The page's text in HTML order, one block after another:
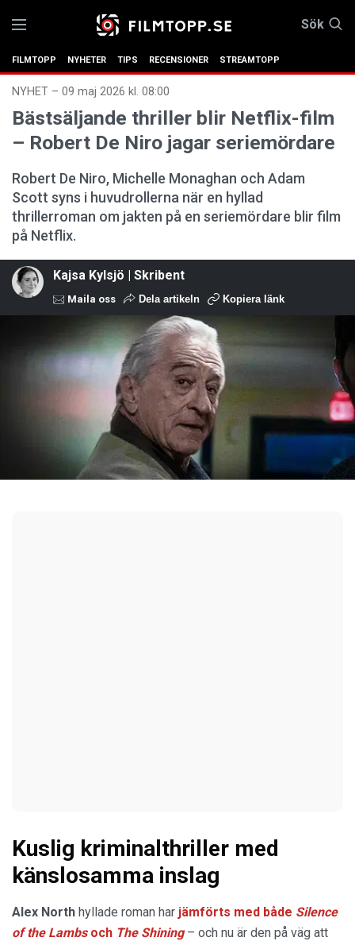
Sök
FILMTOPP NYHETER TIPS RECENSIONER STREAMTOPP
NYHET – 09 maj 2026 kl. 08:00
Bästsäljande thriller blir Netflix-film
– Robert De Niro jagar seriemördare
Robert De Niro, Michelle Monaghan och Adam
Scott syns i huvudrollerna när en hyllad
thrillerroman om jakten på en seriemördare blir film
på Netflix.
Kajsa Kylsjö | Skribent
Maila oss Dela artikeln Kopiera länk
Kuslig kriminalthriller med
känslosamma inslag
Alex North hyllade roman har jämförts med både Silence
of the Lambsoch The Shining– och nu är den på väg att